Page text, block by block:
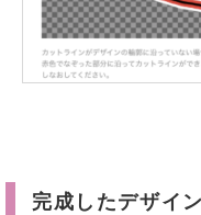
完成したデザイ